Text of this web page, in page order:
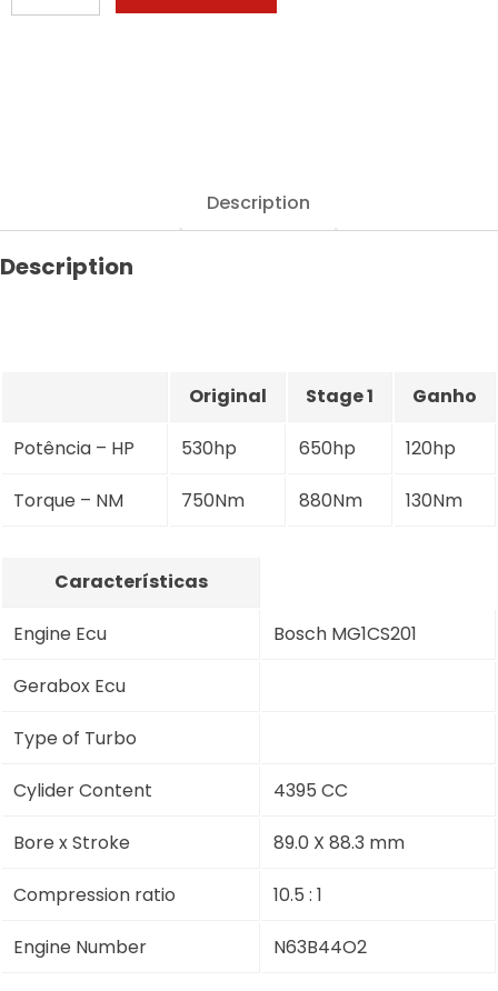
5
Description
Description
Original Stage 1 Ganho
Potência – HP 530hp 650hp 120hp
Torque – NM 750Nm 880Nm 130Nm
Características
Engine Ecu Bosch MG1CS201
Gerabox Ecu
Type of Turbo
Cylider Content 4395 CC
Bore x Stroke 89.0 X 88.3 mm
Compression ratio 10.5 : 1
Engine Number N63B44O2